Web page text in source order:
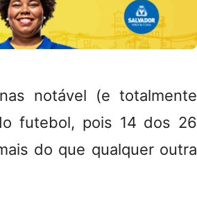
notável (e totalmente
futebol, pois 14 dos 26
do que qualquer outra